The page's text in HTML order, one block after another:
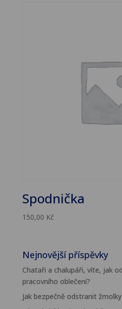
Spodnička
150,00 Kč
Nejnovější příspěvky
Chataři a chalupáři, víte, jak
pracovního oblečení?
Jak bezpečně odstranit